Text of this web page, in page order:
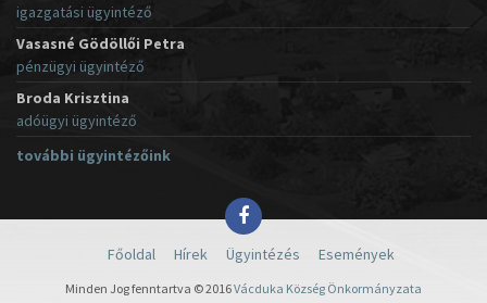
igazgatási ügyintéző
Vasasné Gödöllői Petra
pénzügyi ügyintéző
Broda Krisztina
adóügyi ügyintéző
további ügyintézőink
Főoldal Hírek Ügyintézés Események
Minden Jog fenntartva © 2016Vácduka Község Önkormányzata